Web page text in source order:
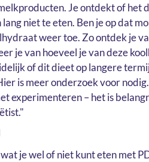
Je ontdekt of het
niet te eten. Ben je op dat
weer toe. Zo ontdek je
je van hoeveel je van deze
of dit dieet op langere
is meer onderzoek voor nodig.
experimenteren – het is
je wel of niet kunt eten met